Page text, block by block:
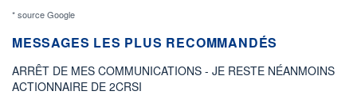
* source Google
MESSAGES LES PLUS RECOMMANDÉS
ARRÊT DE MES COMMUNICATIONS - JE RESTE NÉANMOINS
ACTIONNAIRE DE 2CRSI